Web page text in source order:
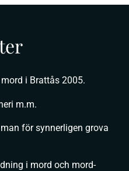
i Brattås 2005.
m.m.
för synnerligen grova
i mord och mord-